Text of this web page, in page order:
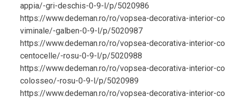
appia/-gri-deschis-0-9-l/p/5020986
https://www.dedeman.ro/ro/vopsea-decorativa-interior-
viminale/-galben-0-9-l/p/5020987
https://www.dedeman.ro/ro/vopsea-decorativa-interior-
centocelle/-rosu-0-9-l/p/5020988
https://www.dedeman.ro/ro/vopsea-decorativa-interior-
colosseo/-rosu-0-9-l/p/5020989
https://www.dedeman.ro/ro/vopsea-decorativa-interior-